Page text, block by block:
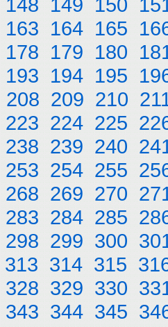
148 149 150
163 164 165
178 179 180
193 194 195
208 209 210
223 224 225
238 239 240
253 254 255
268 269 270
283 284 285
298 299 300
313 314 315
328 329 330
343 344 345